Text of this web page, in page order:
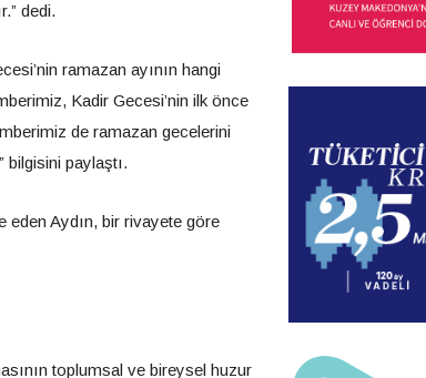
dedi.
ramazan ayının hangi
Kadir Gecesi’nin ilk önce
de ramazan gecelerini
bilgisini paylaştı.
eden Aydın, bir rivayete göre
toplumsal ve bireysel huzur